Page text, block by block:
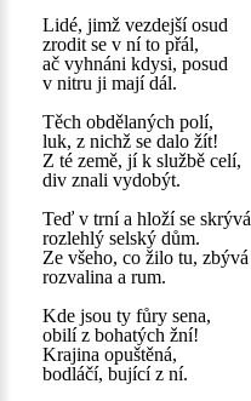
Lidé, jimž vezdejší osud
zrodit se v ní to přál,
ač vyhnáni kdysi, posud
v nitru ji mají dál.
Těch obdělaných polí,
luk, z nichž se dalo žít!
Z té země, jí k službě celí,
div znali vydobýt.
Teď v trní a hloží se skrývá
rozlehlý selský dům.
Ze všeho, co žilo tu, zbývá
rozvalina a rum.
Kde jsou ty fůry sena,
obilí z bohatých žní!
Krajina opuštěná,
bodláčí, bující z ní.